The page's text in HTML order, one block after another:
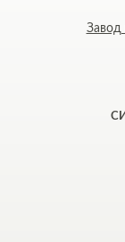
Завод